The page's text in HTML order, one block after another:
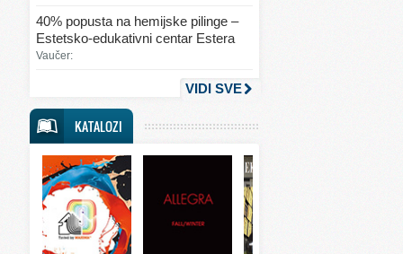
Svet mode
Svet sporta
Svet tehnike
Svet ugostiteljstva
Svet zabave i umetnosti
40% popusta na hemijske pilinge –
Estetsko-edukativni centar Estera
Vaučer:
VIDI SVE
KATALOZI